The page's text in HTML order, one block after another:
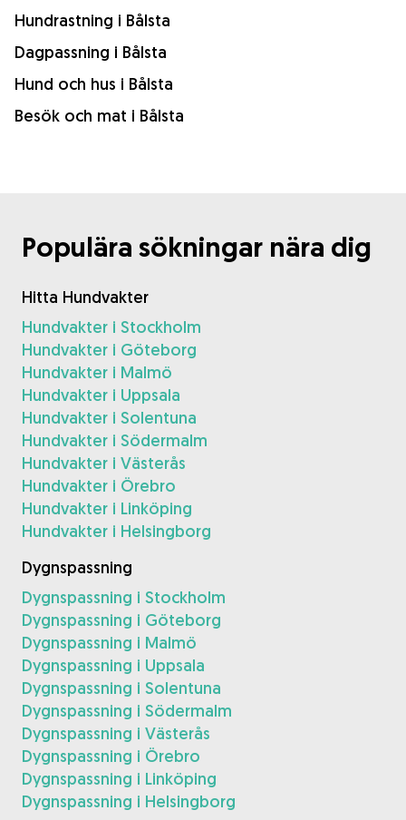
Hundrastning i Bålsta
Dagpassning i Bålsta
Hund och hus i Bålsta
Besök och mat i Bålsta
Populära sökningar nära dig
Hitta Hundvakter
Hundvakter i Stockholm
Hundvakter i Göteborg
Hundvakter i Malmö
Hundvakter i Uppsala
Hundvakter i Solentuna
Hundvakter i Södermalm
Hundvakter i Västerås
Hundvakter i Örebro
Hundvakter i Linköping
Hundvakter i Helsingborg
Dygnspassning
Dygnspassning i Stockholm
Dygnspassning i Göteborg
Dygnspassning i Malmö
Dygnspassning i Uppsala
Dygnspassning i Solentuna
Dygnspassning i Södermalm
Dygnspassning i Västerås
Dygnspassning i Örebro
Dygnspassning i Linköping
Dygnspassning i Helsingborg